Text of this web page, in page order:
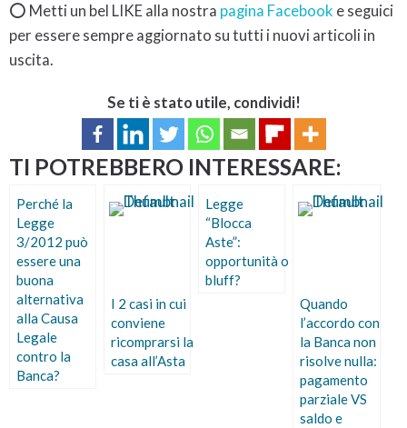
⭕ Metti un bel LIKE alla nostra pagina Facebook e seguici
per essere sempre aggiornato su tutti i nuovi articoli in
uscita.
Se ti è stato utile, condividi!
TI POTREBBERO INTERESSARE:
Perché la
Legge
3/2012 può
essere una
buona
alternativa
alla Causa
Legale
contro la
Banca?
I 2 casi in cui
conviene
ricomprarsi la
casa all’Asta
Legge
“Blocca
Aste”:
opportunità o
bluff?
Quando
l’accordo con
la Banca non
risolve nulla:
pagamento
parziale VS
saldo e